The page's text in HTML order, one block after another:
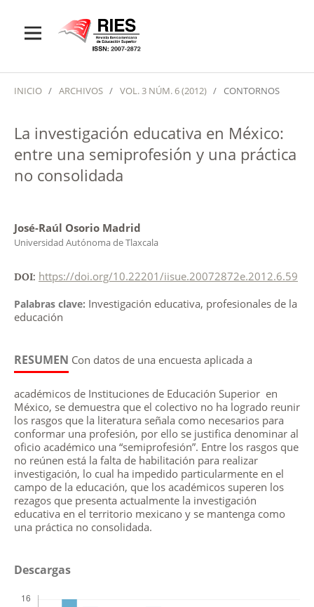
INICIO / ARCHIVOS / VOL. 3 NÚM. 6 (2012) / CONTORNOS
La investigación educativa en México:
entre una semiprofesión y una práctica
no consolidada
José-Raúl Osorio Madrid
Universidad Autónoma de Tlaxcala
DOI: https://doi.org/10.22201/iisue.20072872e.2012.6.59
Palabras clave: Investigación educativa, profesionales de la
educación
RESUMEN Con datos de una encuesta aplicada a
académicos de Instituciones de Educación Superior en
México, se demuestra que el colectivo no ha logrado reunir
los rasgos que la literatura señala como necesarios para
conformar una profesión, por ello se justifica denominar al
oficio académico una “semiprofesión”. Entre los rasgos que
no reúnen está la falta de habilitación para realizar
investigación, lo cual ha impedido particularmente en el
campo de la educación, que los académicos superen los
rezagos que presenta actualmente la investigación
educativa en el territorio mexicano y se mantenga como
una práctica no consolidada.
Descargas